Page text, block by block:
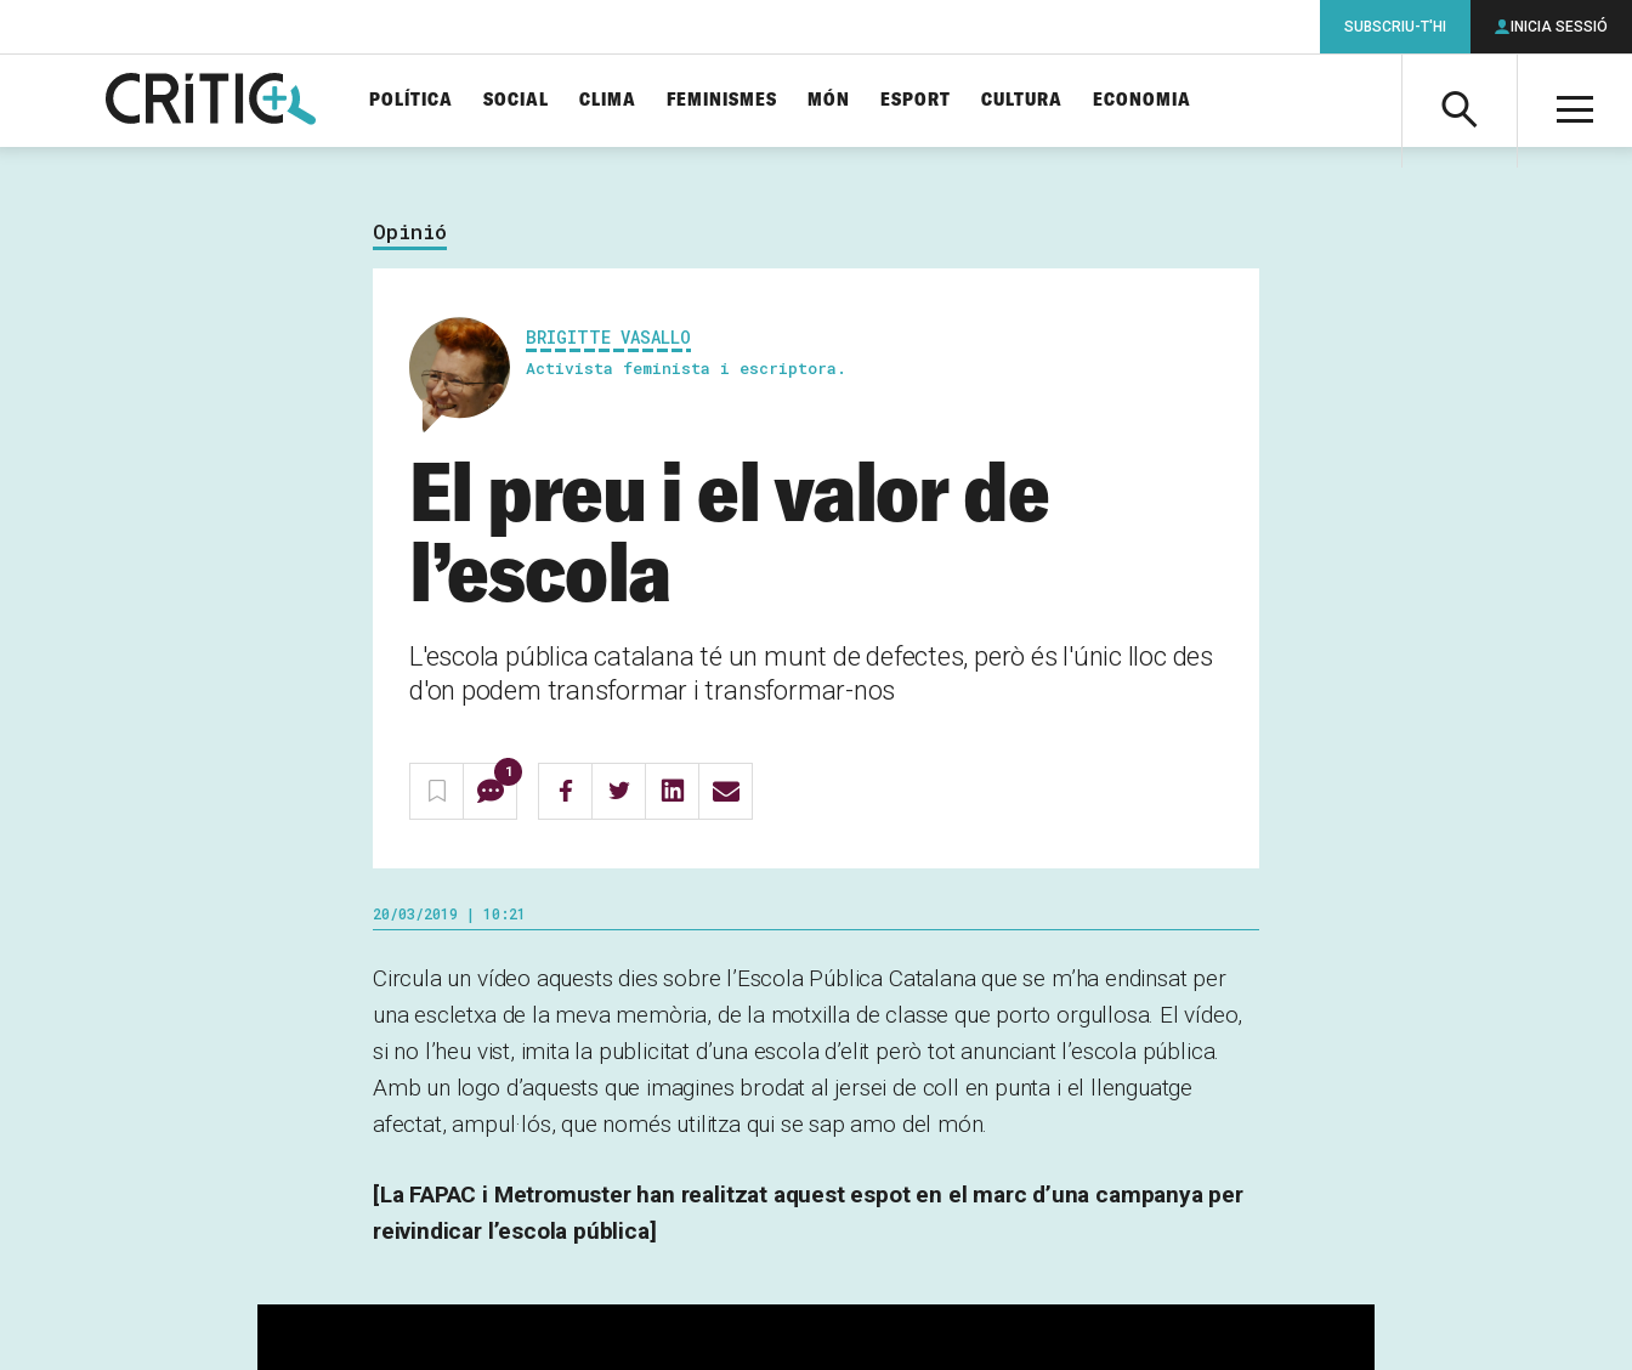
Cerca
POLÍTICA SOCIAL CLIMA FEMINISMES MÓN ESPORT CULTURA ECONOMIA
SUBSCRIU-T'HI INICIA SESSIÓ
Opinió
BRIGITTE VASALLO
Activista feminista i escriptora.
El preu i el valor de
l’escola
L'escola pública catalana té un munt de defectes, però és l'únic lloc des
d'on podem transformar i transformar-nos
1
20/03/2019 | 10:21
Circula un vídeo aquests dies sobre l’Escola Pública Catalana que se m’ha endinsat per
una escletxa de la meva memòria, de la motxilla de classe que porto orgullosa. El vídeo,
si no l’heu vist, imita la publicitat d’una escola d’elit però tot anunciant l’escola pública.
Amb un logo d’aquests que imagines brodat al jersei de coll en punta i el llenguatge
afectat, ampul·lós, que només utilitza qui se sap amo del món.
[La FAPAC i Metromuster han realitzat aquest espot en el marc d’una campanya per
reivindicar l’escola pública]